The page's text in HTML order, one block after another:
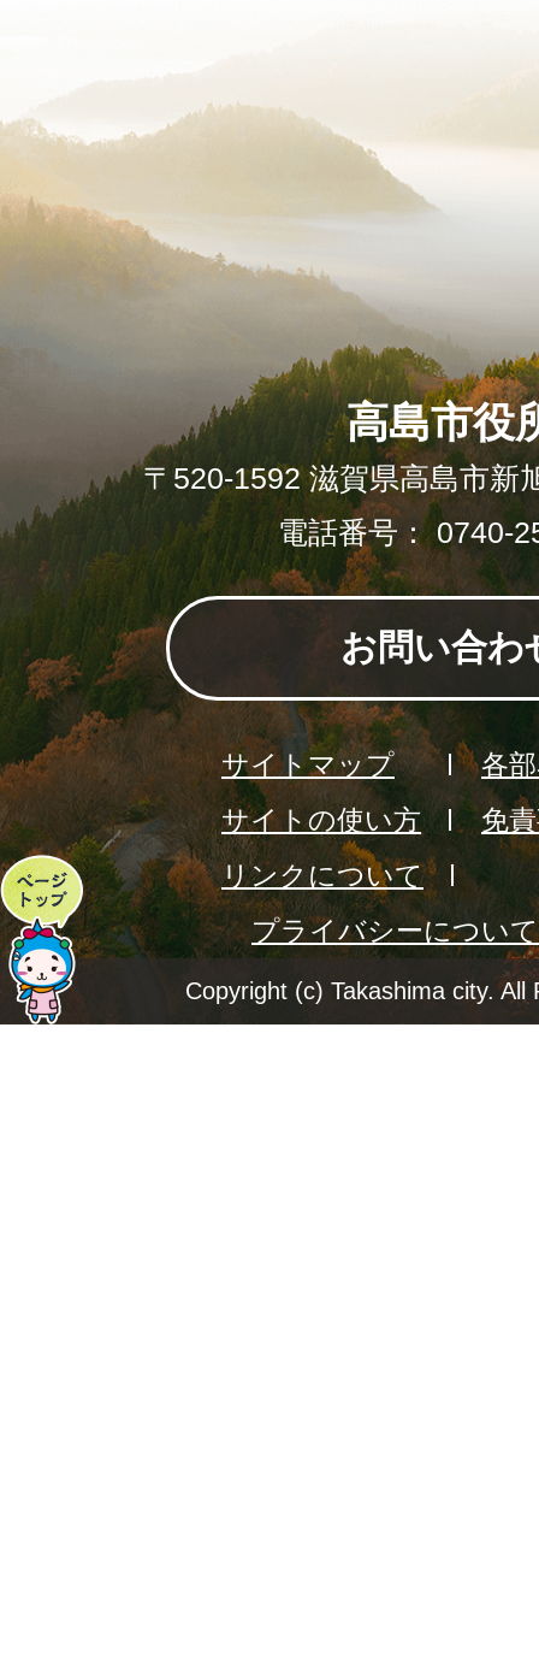
ペ
ー
ジ
高島市役
〒520-1592 滋賀県高島市新
電話番号： 0740-
お問い合わ
サイトマップ
各
サイトの使い方
免
リンクについて
プライバシーについて
Copyright (c) Takashima city. All